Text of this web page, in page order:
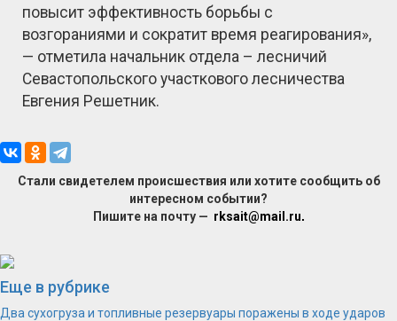
повысит эффективность борьбы с
возгораниями и сократит время реагирования»,
— отметила начальник отдела – лесничий
Севастопольского участкового лесничества
Евгения Решетник.
Стали свидетелем происшествия или хотите сообщить об
интересном событии?
Пишите на почту — rksait@mail.ru.
Еще в рубрике
Два сухогруза и топливные резервуары поражены в ходе ударов